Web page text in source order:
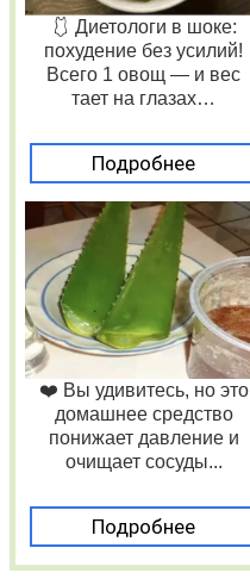
🩱 Диетологи в шоке:
похудение без усилий!
Всего 1 овощ — и вес
тает на глазах…
Подробнее
❤️ Вы удивитесь, но это
домашнее средство
понижает давление и
очищает сосуды...
Подробнее